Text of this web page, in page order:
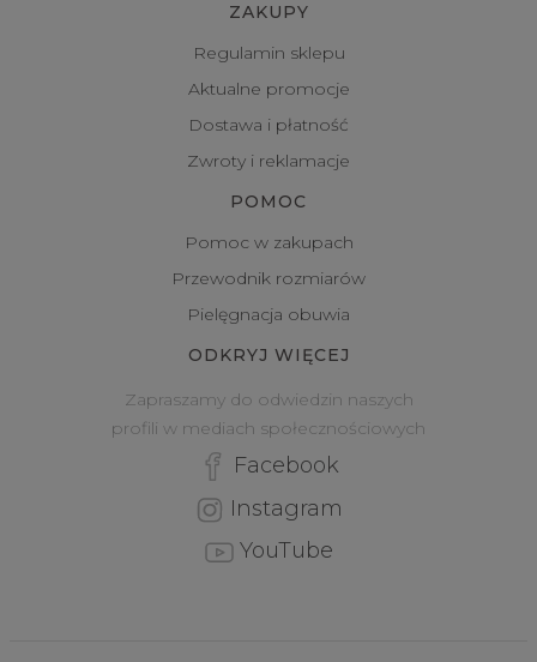
ZAKUPY
Regulamin sklepu
Aktualne promocje
Dostawa i płatność
Zwroty i reklamacje
POMOC
Pomoc w zakupach
Przewodnik rozmiarów
Pielęgnacja obuwia
ODKRYJ WIĘCEJ
Zapraszamy do odwiedzin naszych
profili w mediach społecznościowych
Facebook
Instagram
YouTube